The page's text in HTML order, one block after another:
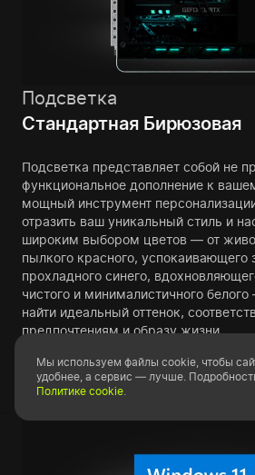
Подсветка
Стандартная Бирюзовая
Подсветка представляет собой не
функциональное дополнение к
мощный инструмент
отразить ваш уникальный стиль и
широким выбором цветов — от
пылкого красного, успокаивающего
прохладного синего,
чистого и минималистичного
найти идеальный оттенок,
предпочтениям и образу жизни.
Узнать больше Изменить
Мы используем файлы cookie, чтобы
удобнее, а сервис — лучше.
Политике cookie.